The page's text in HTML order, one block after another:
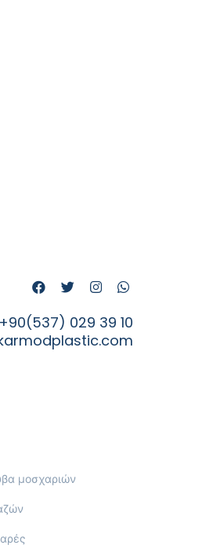
+90(537) 029 39 10
μοσχαριών